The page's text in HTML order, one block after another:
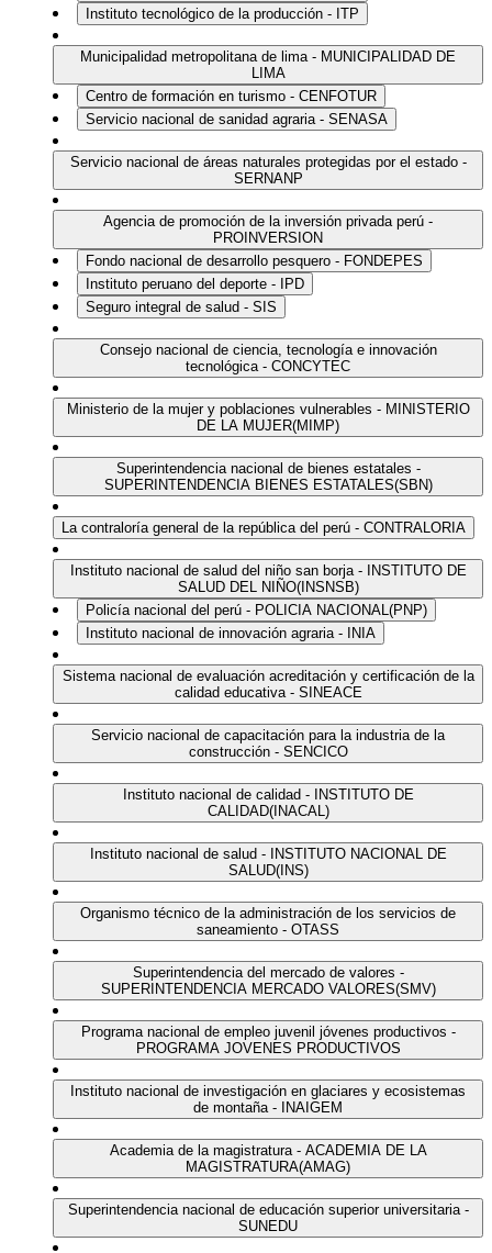
Instituto tecnológico de la producción - ITP
Municipalidad metropolitana de lima - MUNICIPALIDAD DE
LIMA
Centro de formación en turismo - CENFOTUR
Servicio nacional de sanidad agraria - SENASA
Servicio nacional de áreas naturales protegidas por el estado -
SERNANP
Agencia de promoción de la inversión privada perú -
PROINVERSION
Fondo nacional de desarrollo pesquero - FONDEPES
Instituto peruano del deporte - IPD
Seguro integral de salud - SIS
Consejo nacional de ciencia, tecnología e innovación
tecnológica - CONCYTEC
Ministerio de la mujer y poblaciones vulnerables - MINISTERIO
DE LA MUJER(MIMP)
Superintendencia nacional de bienes estatales -
SUPERINTENDENCIA BIENES ESTATALES(SBN)
La contraloría general de la república del perú - CONTRALORIA
Instituto nacional de salud del niño san borja - INSTITUTO DE
SALUD DEL NIÑO(INSNSB)
Policía nacional del perú - POLICIA NACIONAL(PNP)
Instituto nacional de innovación agraria - INIA
Sistema nacional de evaluación acreditación y certificación de la
calidad educativa - SINEACE
Servicio nacional de capacitación para la industria de la
construcción - SENCICO
Instituto nacional de calidad - INSTITUTO DE
CALIDAD(INACAL)
Instituto nacional de salud - INSTITUTO NACIONAL DE
SALUD(INS)
Organismo técnico de la administración de los servicios de
saneamiento - OTASS
Superintendencia del mercado de valores -
SUPERINTENDENCIA MERCADO VALORES(SMV)
Programa nacional de empleo juvenil jóvenes productivos -
PROGRAMA JOVENES PRODUCTIVOS
Instituto nacional de investigación en glaciares y ecosistemas
de montaña - INAIGEM
Academia de la magistratura - ACADEMIA DE LA
MAGISTRATURA(AMAG)
Superintendencia nacional de educación superior universitaria -
SUNEDU